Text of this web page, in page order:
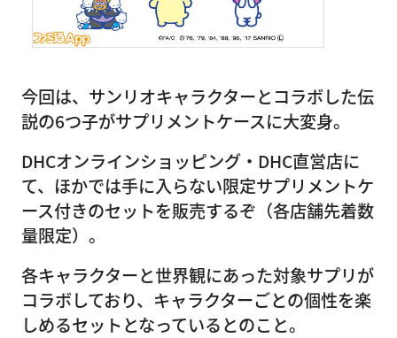
今回は、サンリオキャラクターとコラボした伝
説の6つ子がサプリメントケースに大変身。
DHCオンラインショッピング・DHC直営店に
て、ほかでは手に入らない限定サプリメントケ
ース付きのセットを販売するぞ（各店舗先着数
量限定）。
各キャラクターと世界観にあった対象サプリが
コラボしており、キャラクターごとの個性を楽
しめるセットとなっているとのこと。